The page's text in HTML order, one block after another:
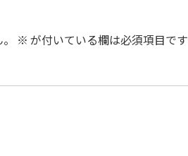
※ が付いている欄は必須項目です